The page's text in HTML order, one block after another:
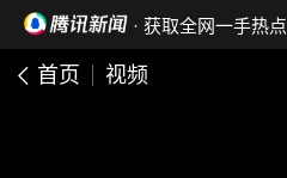
· 获取全网一手热点
首页 视频